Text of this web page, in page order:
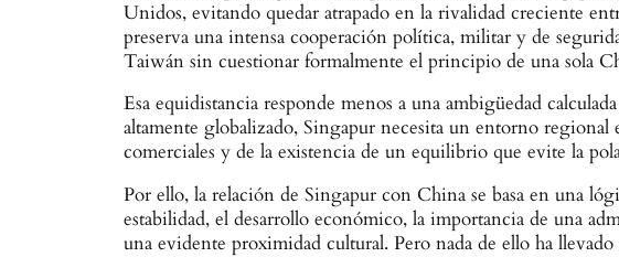
Unidos, evitando quedar atrapado en la rivalidad creciente
preserva una intensa cooperación política, militar y de
Taiwán sin cuestionar formalmente el principio de una sola
Esa equidistancia responde menos a una ambigüedad
altamente globalizado, Singapur necesita un entorno regional
comerciales y de la existencia de un equilibrio que evite la
Por ello, la relación de Singapur con China se basa en una
estabilidad, el desarrollo económico, la importancia de una
una evidente proximidad cultural. Pero nada de ello ha